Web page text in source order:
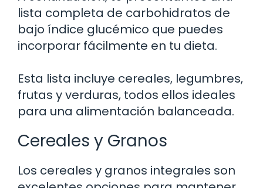
lista completa de carbohidratos de
bajo índice glucémico que puedes
incorporar fácilmente en tu dieta.
Esta lista incluye cereales, legumbres,
frutas y verduras, todos ellos ideales
para una alimentación balanceada.
Cereales y Granos
Los cereales y granos integrales son